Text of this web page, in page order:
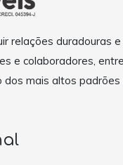
relações duradouras
e colaboradores,
dos mais altos